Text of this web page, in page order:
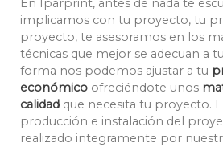
En Iparprint, antes de nada te
implicamos con tu proyecto, tu
proyecto, te asesoramos en los
técnicas que mejor se adecuan a
forma nos podemos ajustar a tu
económico ofreciéndote unos
calidad que necesita tu proyecto.
producción e instalación del
realizado integramente por